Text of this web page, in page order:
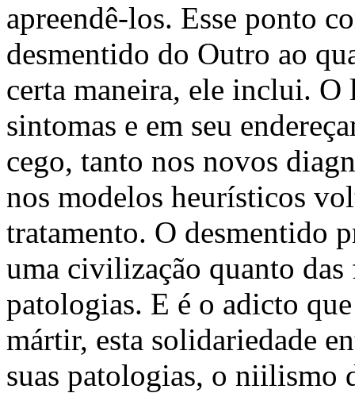
apreendê-los. Esse ponto
desmentido do Outro ao
certa maneira, ele inclui.
sintomas e em seu
cego, tanto nos novos
nos modelos heurísticos
tratamento. O desmentido
uma civilização quanto das
patologias. E é o adicto
mártir, esta solidariedade
suas patologias, o niilismo